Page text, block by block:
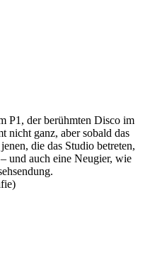
P1, der berühmten Disco im
nicht ganz, aber sobald das
die das Studio betreten,
und auch eine Neugier, wie